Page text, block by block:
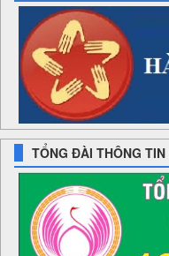
TỔNG ĐÀI THÔNG